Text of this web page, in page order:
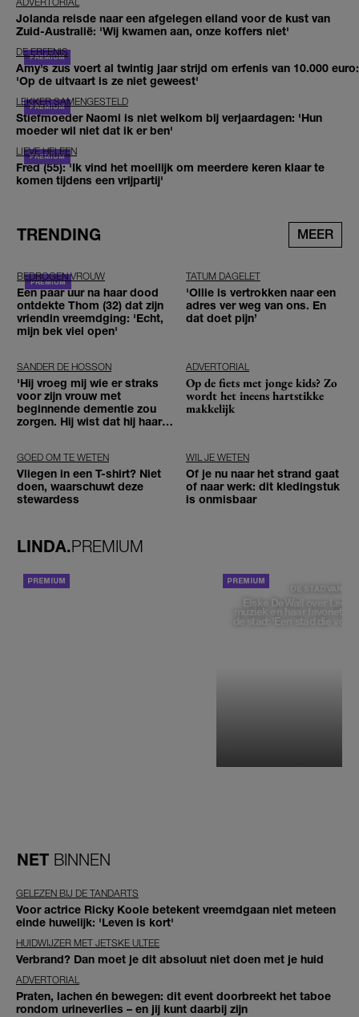
Jolanda reisde naar een afgelegen eiland voor de kust van
Zuid-Australië: 'Wij kwamen aan, onze koffers niet'
DE ERFENIS
Amy’s zus voert al twintig jaar strijd om erfenis van 10.000 euro:
'Op de uitvaart is ze niet geweest'
LEKKER SAMENGESTELD
Stiefmoeder Naomi is niet welkom bij verjaardagen: 'Hun
moeder wil niet dat ik er ben'
LIEVE HELEEN
Fred (55): 'Ik vind het moeilijk om meerdere keren klaar te
komen tijdens een vrijpartij'
TRENDING MEER
BEDROGEN VROUW
Een paar uur na haar dood
ontdekte Thom (32) dat zijn
vriendin vreemdging: 'Echt,
mijn bek viel open'
TATUM DAGELET
'Ollie is vertrokken naar een
adres ver weg van ons. En
dat doet pijn’
SANDER DE HOSSON
'Hij vroeg mij wie er straks
voor zijn vrouw met
beginnende dementie zou
zorgen. Hij wist dat hij haar
ADVERTORIAL
Op de fiets met jonge kids? Zo
wordt het ineens hartstikke
makkelijk
GOED OM TE WETEN
Vliegen in een T-shirt? Niet
doen, waarschuwt deze
stewardess
WIL JE WETEN
Of je nu naar het strand gaat
of naar werk: dit kledingstuk
is onmisbaar
LINDA.PREMIUM
DE STAD VAN
Elske DeWall over
muziek en haar favoriete
de stad: 'Een stad die
NET BINNEN
GELEZEN BIJ DE TANDARTS
Voor actrice Ricky Koole betekent vreemdgaan niet meteen
einde huwelijk: 'Leven is kort'
HUIDWIJZER MET JETSKE ULTEE
Verbrand? Dan moet je dit absoluut niet doen met je huid
ADVERTORIAL
Praten, lachen én bewegen: dit event doorbreekt het taboe
rondom urineverlies – en jij kunt daarbij zijn